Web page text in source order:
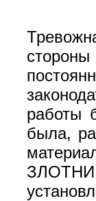
работы
была,